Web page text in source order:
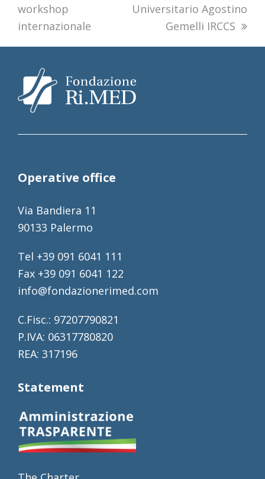
workshop
internazionale
Universitario Agostino
Gemelli IRCCS
Operative office
Via Bandiera 11
90133 Palermo
Tel +39 091 6041 111
Fax +39 091 6041 122
info@fondazionerimed.com
C.Fisc.: 97207790821
P.IVA: 06317780820
REA: 317196
Statement